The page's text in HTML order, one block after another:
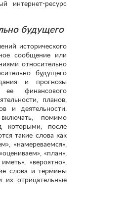
интернет-ресурс
будущего
исторического
сообщение или
относительно
будущего
и прогнозы
финансового
планов,
и деятельности.
помимо
которыми, после
такие слова как
«намереваемся»,
«план»,
«вероятно»,
слова и термины
их отрицательные